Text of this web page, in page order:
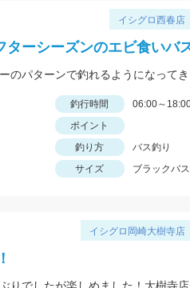
イシグロ西春店
ーシーズンのエビ食いバ
釣行時間
06:00～
ポイント
釣り方
バス釣り
サイズ ブラックバ
イシグロ岡崎大樹寺店